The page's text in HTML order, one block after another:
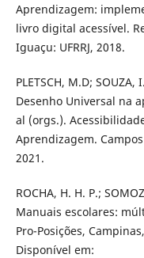
Aprendizagem:
livro digital acessível.
Iguaçu: UFRRJ, 2018.
PLETSCH, M.D;
Desenho Universal na
al (orgs.).
Aprendizagem.
2021.
ROCHA, H. H. P.;
Manuais escolares:
Pro-Posições,
Disponível em: